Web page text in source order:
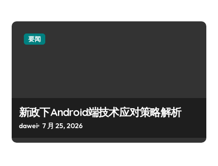
要闻
新政下Android端技术应对策略解析
dawei 7 月 25, 2026